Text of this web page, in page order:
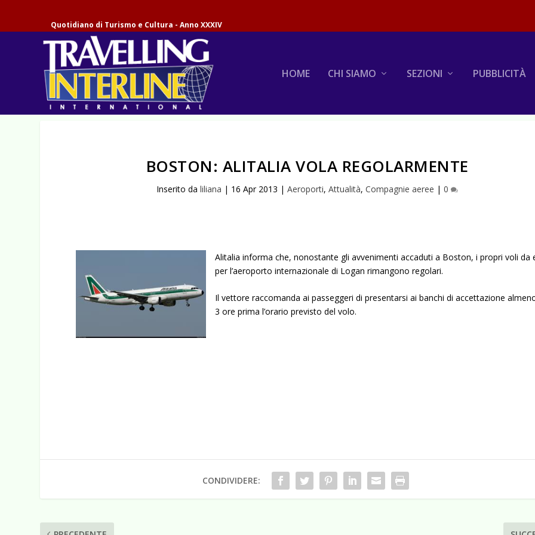
Quotidiano di Turismo e Cultura - Anno XXXIV
HOME CHI SIAMO SEZIONI PUBBLICITÀ
BOSTON: ALITALIA VOLA REGOLARMENTE
Inserito daliliana | 16 Apr 2013 |Aeroporti,Attualità,Compagnie aeree |0
Alitalia informa che, nonostante gli avvenimenti accaduti a Boston, i propri voli da
per l’aeroporto internazionale di Logan rimangono regolari.
Il vettore raccomanda ai passeggeri di presentarsi ai banchi di accettazione
3 ore prima l’orario previsto del volo.
CONDIVIDERE: